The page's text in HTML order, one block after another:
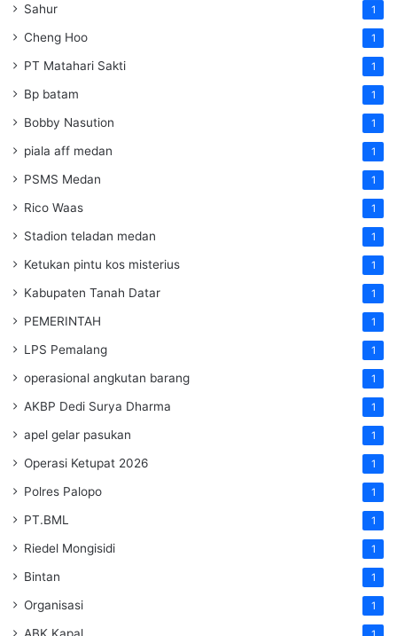
Sahur 1
Cheng Hoo 1
PT Matahari Sakti 1
Bp batam 1
Bobby Nasution 1
piala aff medan 1
PSMS Medan 1
Rico Waas 1
Stadion teladan medan 1
Ketukan pintu kos misterius 1
Kabupaten Tanah Datar 1
PEMERINTAH 1
LPS Pemalang 1
operasional angkutan barang 1
AKBP Dedi Surya Dharma 1
apel gelar pasukan 1
Operasi Ketupat 2026 1
Polres Palopo 1
PT.BML 1
Riedel Mongisidi 1
Bintan 1
Organisasi 1